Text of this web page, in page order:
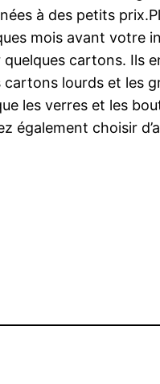
à des petits
mois avant votre
quelques cartons.
lourds et les
les verres et les
également choisir